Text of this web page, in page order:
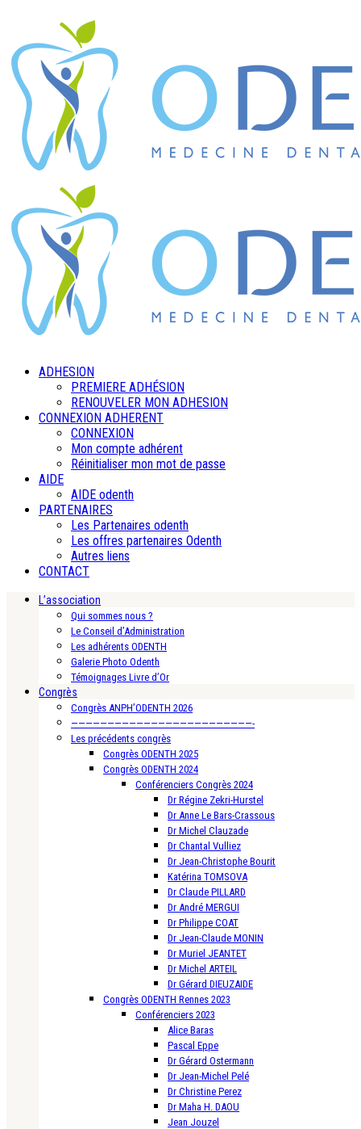
ADHESION
PREMIERE ADHÉSION
RENOUVELER MON ADHESION
CONNEXION ADHERENT
CONNEXION
Mon compte adhérent
Réinitialiser mon mot de passe
AIDE
AIDE odenth
PARTENAIRES
Les Partenaires odenth
Les offres partenaires Odenth
Autres liens
CONTACT
L’association
Qui sommes nous ?
Le Conseil d’Administration
Les adhérents ODENTH
Galerie Photo Odenth
Témoignages Livre d’Or
Congrès
Congrès ANPH’ODENTH 2026
—————————————————————————-
Les précédents congrès
Congrès ODENTH 2025
Congrès ODENTH 2024
Conférenciers Congrès 2024
Dr Régine Zekri-Hurstel
Dr Anne Le Bars-Crassous
Dr Michel Clauzade
Dr Chantal Vulliez
Dr Jean-Christophe Bourit
Katérina TOMSOVA
Dr Claude PILLARD
Dr André MERGUI
Dr Philippe COAT
Dr Jean-Claude MONIN
Dr Muriel JEANTET
Dr Michel ARTEIL
Dr Gérard DIEUZAIDE
Congrès ODENTH Rennes 2023
Conférenciers 2023
Alice Baras
Pascal Eppe
Dr Gérard Ostermann
Dr Jean-Michel Pelé
Dr Christine Perez
Dr Maha H. DAOU
Jean Jouzel